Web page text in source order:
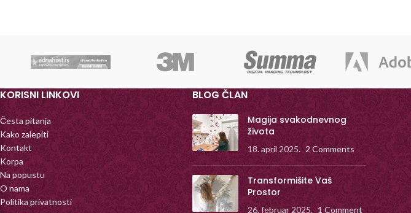
KORISNI LINKOVI
Česta pitanja
Kako zalepiti
Kontakt
Korpa
Na popustu
O nama
Politika privatnosti
BLOG ČLAN
Magija svakodnevnog
života
18. april 2025. 2 Comments
Transformišite Vaš
Prostor
26. februar 2025. 1 Comment